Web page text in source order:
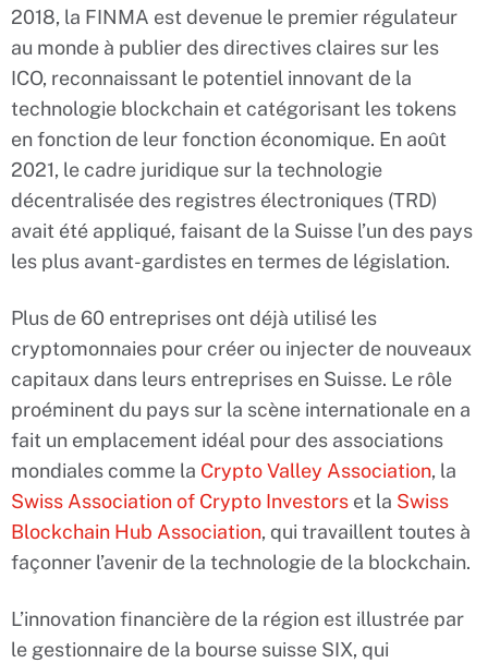
2018, la FINMA est devenue le premier régulateur
au monde à publier des directives claires sur les
ICO, reconnaissant le potentiel innovant de la
technologie blockchain et catégorisant les tokens
en fonction de leur fonction économique. En août
2021, le cadre juridique sur la technologie
décentralisée des registres électroniques (TRD)
avait été appliqué, faisant de la Suisse l’un des pays
les plus avant-gardistes en termes de législation.
Plus de 60 entreprises ont déjà utilisé les
cryptomonnaies pour créer ou injecter de nouveaux
capitaux dans leurs entreprises en Suisse. Le rôle
proéminent du pays sur la scène internationale en a
fait un emplacement idéal pour des associations
mondiales comme la Crypto Valley Association, la
Swiss Association of Crypto Investors et la Swiss
Blockchain Hub Association, qui travaillent toutes à
façonner l’avenir de la technologie de la blockchain.
L’innovation financière de la région est illustrée par
le gestionnaire de la bourse suisse SIX, qui